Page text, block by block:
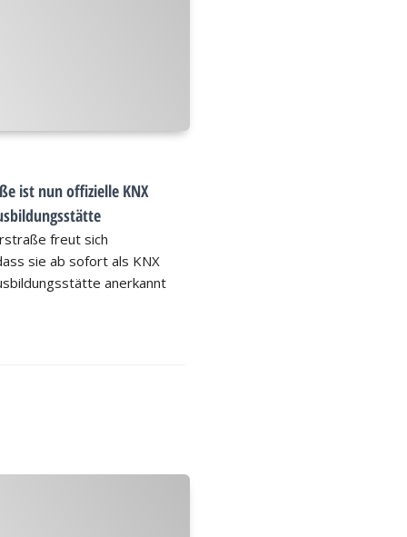
ist nun offizielle KNX
freut sich
sie ab sofort als KNX
anerkannt